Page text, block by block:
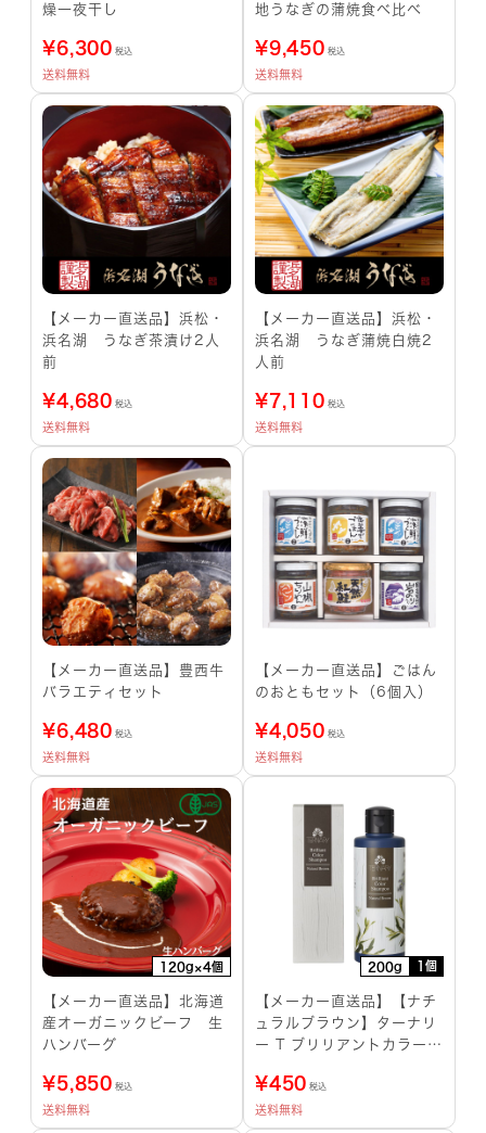
燥一夜干し
¥6,300 税込
送料無料
地うなぎの蒲焼食べ比べ
¥9,450 税込
送料無料
【メーカー直送品】浜松・
浜名湖 うなぎ茶漬け2人
前
¥4,680 税込
送料無料
【メーカー直送品】浜松・
浜名湖 うなぎ蒲焼白焼2
人前
¥7,110 税込
送料無料
【メーカー直送品】豊西牛
バラエティセット
¥6,480 税込
送料無料
【メーカー直送品】ごはん
のおともセット（6個入）
¥4,050 税込
送料無料
120g×4個
【メーカー直送品】北海道
産オーガニックビーフ 生
ハンバーグ
¥5,850 税込
送料無料
200g 1個
【メーカー直送品】【ナチ
ュラルブラウン】ターナリ
ー T ブリリアントカラーシ
ブラシ付き
¥450 税込
送料無料